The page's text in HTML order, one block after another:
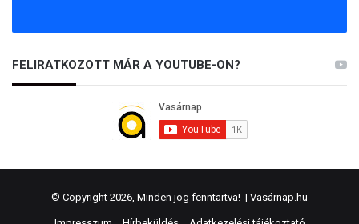
FELIRATKOZOTT MÁR A YOUTUBE-ON?
© Copyright 2026, Minden jog fenntartva! | Vasárnap.hu